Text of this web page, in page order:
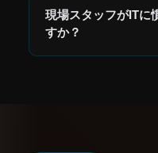
務から始める場合、
を確認しながら段階的
現場スタッフがITに
すか？